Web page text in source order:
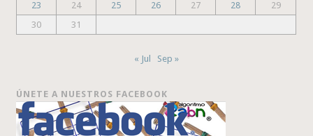
23
24 25 26 27 28
29
30
31
« Jul Sep »
ÚNETE A NUESTROS FACEBOOK